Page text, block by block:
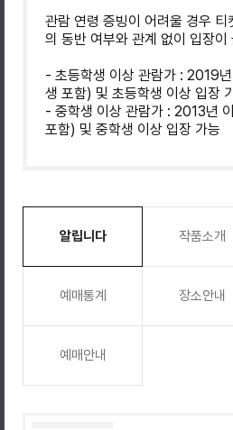
관람 연령 증빙이 어려울 경우
의 동반 여부와 관계 없이 입장이
- 초등학생 이상 관람가 : 2019
생 포함) 및 초등학생 이상 입장
- 중학생 이상 관람가 : 2013년
포함) 및 중학생 이상 입장 가능
알립니다 작품소개
예매통계 장소안내
예매안내